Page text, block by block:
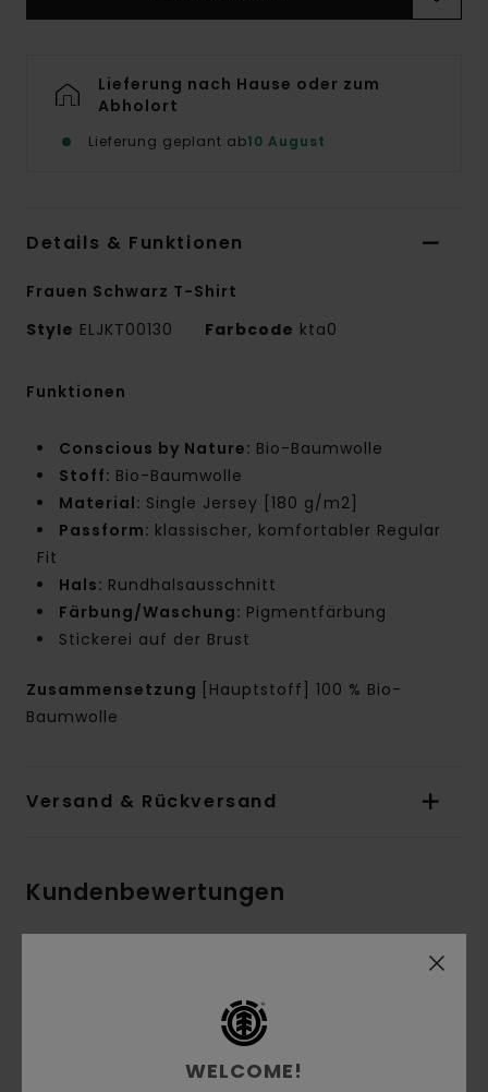
Lieferung nach Hause oder zum
Abholort
Lieferung geplant ab10 August
Details & Funktionen
Frauen Schwarz T-Shirt
Style ELJKT00130 Farbcode kta0
Funktionen
Conscious by Nature: Bio-Baumwolle
Stoff: Bio-Baumwolle
Material: Single Jersey [180 g/m2]
Passform: klassischer, komfortabler Regular
Fit
Hals: Rundhalsausschnitt
Färbung/Waschung: Pigmentfärbung
Stickerei auf der Brust
Zusammensetzung
[Hauptstoff] 100 % Bio-
Baumwolle
Versand & Rückversand
Kundenbewertungen
5.0
WELCOME!